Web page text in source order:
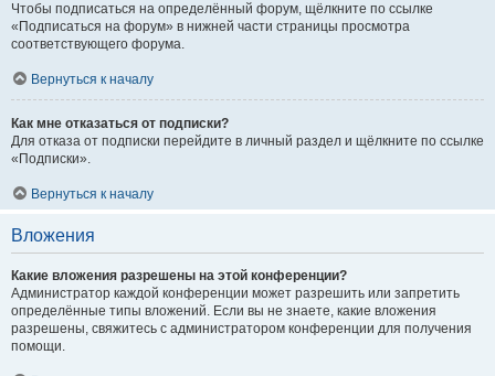
Чтобы подписаться на определённый форум, щёлкните по ссылке
«Подписаться на форум» в нижней части страницы просмотра
соответствующего форума.
Вернуться к началу
Как мне отказаться от подписки?
Для отказа от подписки перейдите в личный раздел и щёлкните по ссылке
«Подписки».
Вернуться к началу
Вложения
Какие вложения разрешены на этой конференции?
Администратор каждой конференции может разрешить или запретить
определённые типы вложений. Если вы не знаете, какие вложения
разрешены, свяжитесь с администратором конференции для получения
помощи.